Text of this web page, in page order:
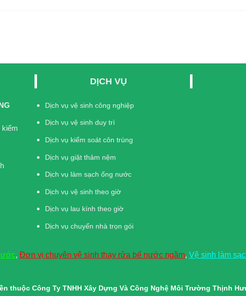
kiểm
DỊCH VỤ
Dịch vụ vệ sinh công nghiệp
Dịch vụ vệ sinh duy trì
Dịch vụ kiểm soát côn trùng
Dịch vụ giặt thảm nệm
Dịch vụ làm sạch ống nước
Dịch vụ vệ sinh theo giờ
Dịch vụ lau kính theo giờ
Dịch vụ chuyển nhà trọn gói
, Đơn vị chuyên vệ sinh thay rửa bể nước ngầm, Vệ sinh làm
thuộc Công Ty TNHH Xây Dựng Và Công Nghệ Môi Trường Thịnh